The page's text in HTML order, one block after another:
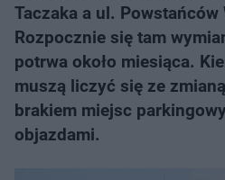
Taczaka a ul.
Rozpocznie się tam
potrwa około miesiąca.
muszą liczyć się ze
brakiem miejsc
objazdami.